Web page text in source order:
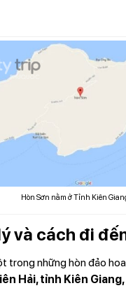
Hòn Sơn nằm ở Tỉnh Kiên
và cách đi
trong những hòn đảo
Hải, tỉnh Kiên